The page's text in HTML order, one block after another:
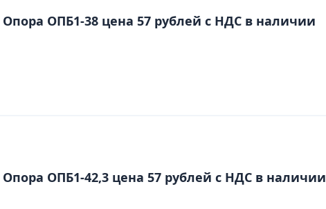
Опора ОПБ1-38 цена 57 рублей с НДС в наличии
Опора ОПБ1-42,3 цена 57 рублей с НДС в наличии